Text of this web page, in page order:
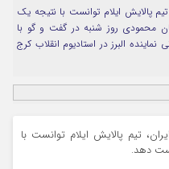
تیم پالایش ایلام توانست با نتیجه یک
محمودی روز شنبه در گفت و گو با
نماینده البرز در استادیوم انقلاب کرج
تیم پالایش ایلام توانست با
دهد.